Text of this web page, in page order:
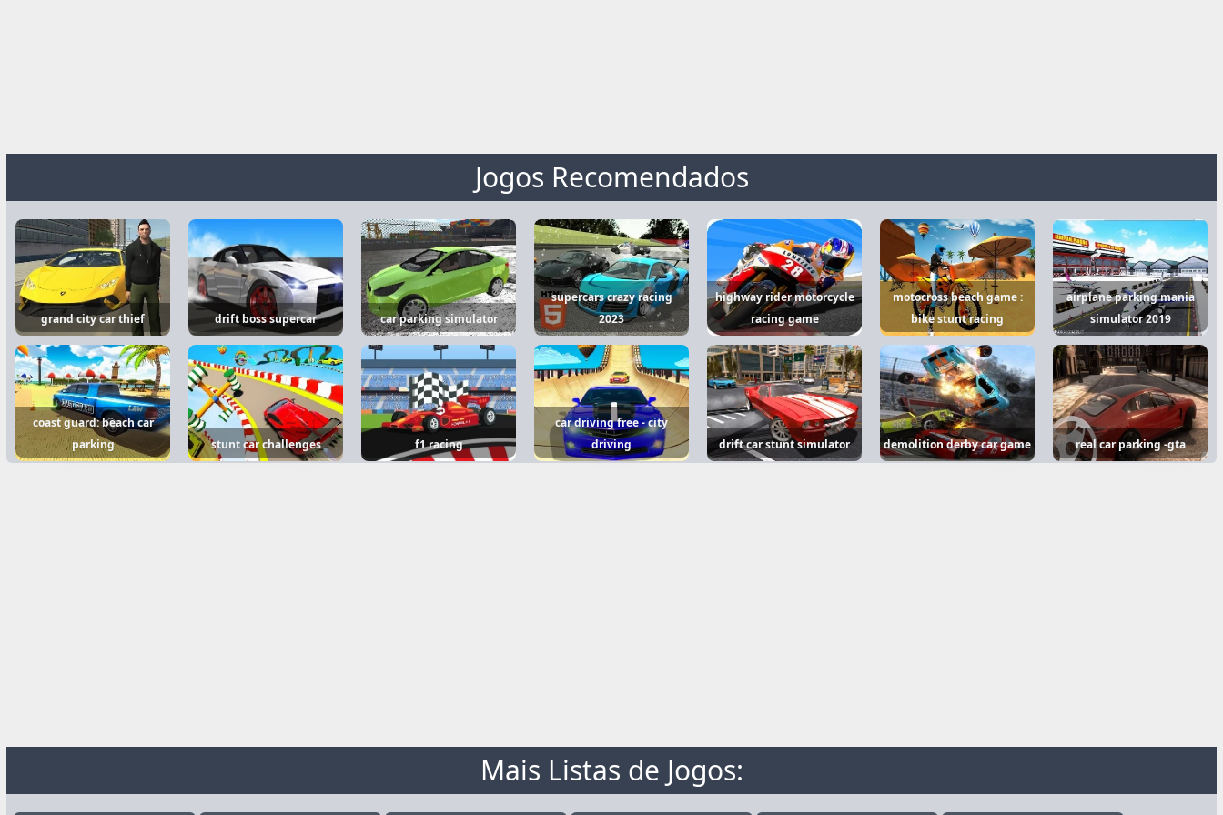
Jogos Recomendados
grand city car thief drift boss supercar car parking simulator
supercars crazy racing
2023
highway rider motorcycle
racing game
motocross beach game :
bike stunt racing
airplane parking mania
simulator 2019
coast guard: beach car
parking
stunt car challenges f1 racing
car driving free - city
driving
drift car stunt simulator demolition derby car game real car parking -gta
Mais Listas de Jogos: